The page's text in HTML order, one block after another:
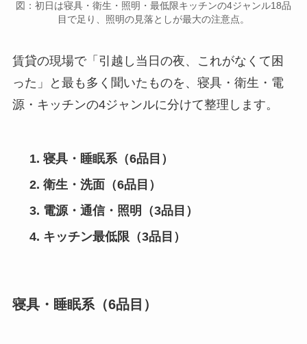
図：初日は寝具・衛生・照明・最低限キッチンの4ジャンル18品
目で足り、照明の見落としが最大の注意点。
賃貸の現場で「引越し当日の夜、これがなくて困
った」と最も多く聞いたものを、寝具・衛生・電
源・キッチンの4ジャンルに分けて整理します。
寝具・睡眠系（6品目）
衛生・洗面（6品目）
電源・通信・照明（3品目）
キッチン最低限（3品目）
寝具・睡眠系（6品目）